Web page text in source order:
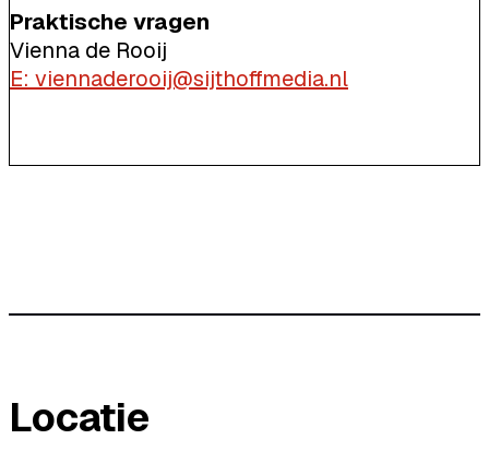
Praktische vragen
Vienna de Rooij
E: viennaderooij@sijthoffmedia.nl
Locatie